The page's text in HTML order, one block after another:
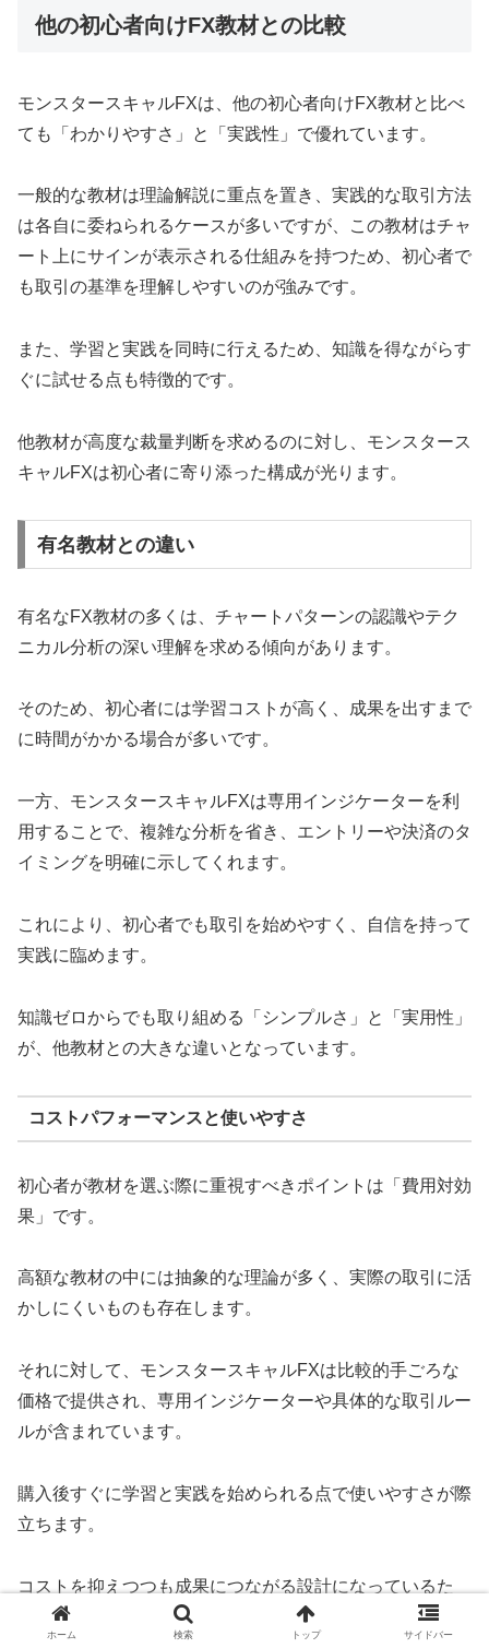
他の初心者向けFX教材との比較
モンスタースキャルFXは、他の初心者向けFX教材と比べ
ても「わかりやすさ」と「実践性」で優れています。
一般的な教材は理論解説に重点を置き、実践的な取引方法
は各自に委ねられるケースが多いですが、この教材はチャ
ート上にサインが表示される仕組みを持つため、初心者で
も取引の基準を理解しやすいのが強みです。
また、学習と実践を同時に行えるため、知識を得ながらす
ぐに試せる点も特徴的です。
他教材が高度な裁量判断を求めるのに対し、モンスタース
キャルFXは初心者に寄り添った構成が光ります。
有名教材との違い
有名なFX教材の多くは、チャートパターンの認識やテク
ニカル分析の深い理解を求める傾向があります。
そのため、初心者には学習コストが高く、成果を出すまで
に時間がかかる場合が多いです。
一方、モンスタースキャルFXは専用インジケーターを利
用することで、複雑な分析を省き、エントリーや決済のタ
イミングを明確に示してくれます。
これにより、初心者でも取引を始めやすく、自信を持って
実践に臨めます。
知識ゼロからでも取り組める「シンプルさ」と「実用性」
が、他教材との大きな違いとなっています。
コストパフォーマンスと使いやすさ
初心者が教材を選ぶ際に重視すべきポイントは「費用対効
果」です。
高額な教材の中には抽象的な理論が多く、実際の取引に活
かしにくいものも存在します。
それに対して、モンスタースキャルFXは比較的手ごろな
価格で提供され、専用インジケーターや具体的な取引ルー
ルが含まれています。
購入後すぐに学習と実践を始められる点で使いやすさが際
立ちます。
コストを抑えつつも成果につながる設計になっているた
め、資金に限りがある初心者にとっては特に魅力的です。
ホーム 検索 トップ サイドバー